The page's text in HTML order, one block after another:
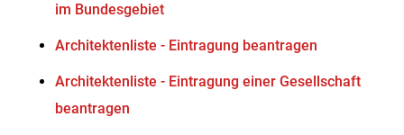
im Bundesgebiet
Architektenliste - Eintragung beantragen
Architektenliste - Eintragung einer Gesellschaft
beantragen